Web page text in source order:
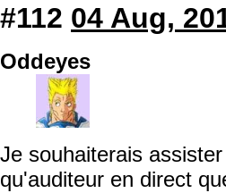
#112 04 Aug,
Oddeyes
Je souhaiterais
qu'auditeur en direct